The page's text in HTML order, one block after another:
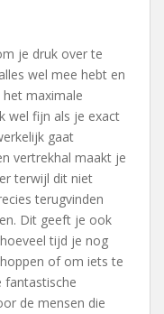
je druk over te
wel mee hebt en
maximale
wel fijn als je exact
gaat
vertrekhal maakt je
terwijl dit niet
terugvinden
Dit geeft je ook
tijd je nog
of om iets te
fantastische
de mensen die